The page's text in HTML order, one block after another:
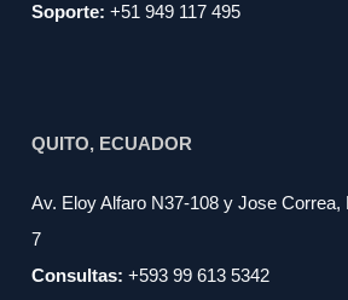
Soporte: +51 949 117 495
QUITO, ECUADOR
Av. Eloy Alfaro N37-108 y Jose Correa,
7
Consultas: +593 99 613 5342